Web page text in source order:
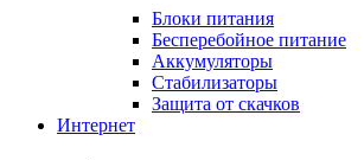
Блоки питания
Бесперебойное питание
Аккумуляторы
Стабилизаторы
Защита от скачков
Интернет